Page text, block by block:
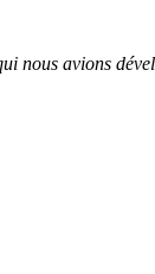
nous avions